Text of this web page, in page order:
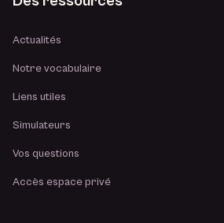
Actualités
Notre vocabulaire
Liens utiles
Simulateurs
Vos questions
Accès espace privé